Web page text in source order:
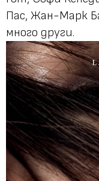
Пас, Жан-Марк
много други.